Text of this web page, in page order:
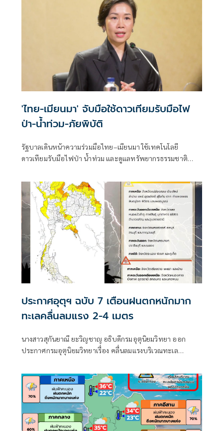
'ไทย-เมียนมา' จับมือใช้ดาวเทียมรับมือไฟ
ป่า-น้ำท่วม-ภัยพิบัติ
รัฐบาลเดินหน้าความร่วมมือไทย–เมียนมา ใช้เทคโนโลยี
ดาวเทียมรับมือไฟป่า น้ำท่วม และดูแลทรัพยากรธรรมชาติ
ประกาศอุตุฯ ฉบับ 7 เตือนฝนตกหนักมาก
ทะเลคลื่นลมแรง 2-4 เมตร
นางสาวสุกันยาณี ยะวิญชาญ อธิบดีกรมอุตุนิยมวิทยา ออก
ประกาศกรมอุตุนิยมวิทยาเรื่อง คลื่นลมแรงบริเวณทะเล
มากบริเวณประเทศไทย